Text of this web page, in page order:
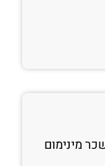
מינימום